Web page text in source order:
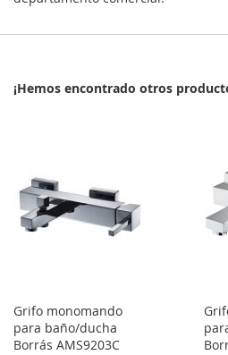
¡Hemos encontrado otros
Grifo monomando
para baño/ducha
Borrás AMS9203C